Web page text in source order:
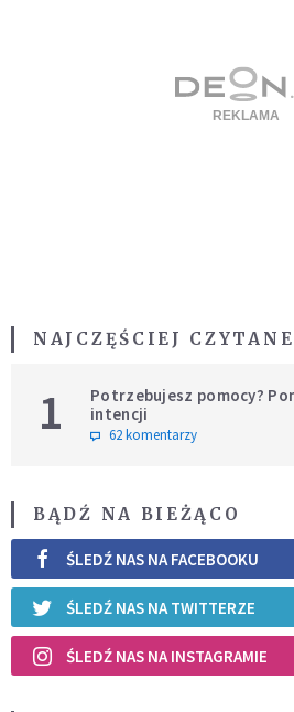
NAJCZĘŚCIEJ CZYTANE
1
Potrzebujesz pomocy?
intencji
62 komentarzy
BĄDŹ NA BIEŻĄCO
ŚLEDŹ NAS NA FACEBOOKU
ŚLEDŹ NAS NA TWITTERZE
ŚLEDŹ NAS NA INSTAGRAMIE